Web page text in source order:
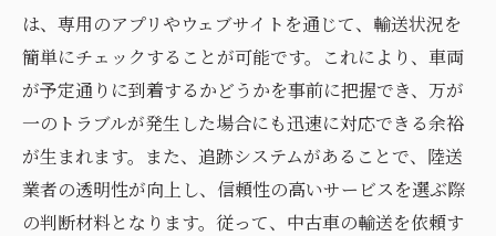
は、専用のアプリやウェブサイトを通じて、輸送状況を
簡単にチェックすることが可能です。これにより、車両
が予定通りに到着するかどうかを事前に把握でき、万が
一のトラブルが発生した場合にも迅速に対応できる余裕
が生まれます。また、追跡システムがあることで、陸送
業者の透明性が向上し、信頼性の高いサービスを選ぶ際
の判断材料となります。従って、中古車の輸送を依頼す